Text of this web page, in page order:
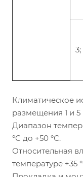
Климатическое
размещения 1 и 5
Диапазон
°С до +50 °С.
Относительная
температуре +35